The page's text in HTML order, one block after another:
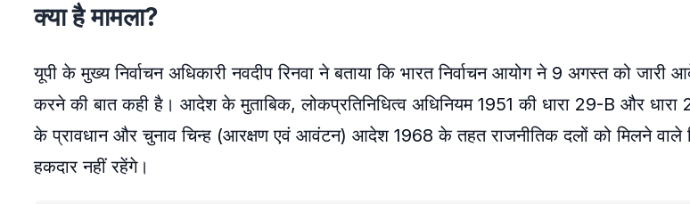
क्या है मामला?
यूपी के मुख्य निर्वाचन अधिकारी नवदीप रिनवा ने बताया कि भारत निर्वाचन आयोग ने 9 अगस्त को
करने की बात कही है। आदेश के मुताबिक, लोकप्रतिनिधित्व अधिनियम 1951 की धारा 29-B और
के प्रावधान और चुनाव चिन्ह (आरक्षण एवं आवंटन) आदेश 1968 के तहत राजनीतिक दलों को मिलने
हकदार नहीं रहेंगे।